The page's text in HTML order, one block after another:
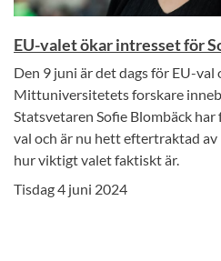
EU-valet ökar intresset för
Den 9 juni är det dags för EU-val
Mittuniversitetets forskare
Statsvetaren Sofie Blombäck
val och är nu hett eftertraktad
hur viktigt valet faktiskt är.
Tisdag 4 juni 2024